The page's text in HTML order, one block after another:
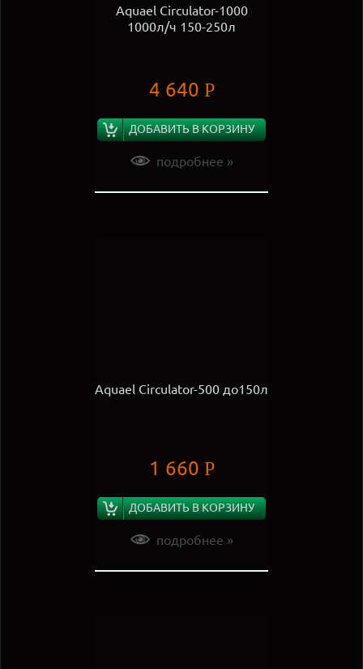
Aquael Circulator-1000
1000л/ч 150-250л
4 640 Р
ДОБАВИТЬ В КОРЗИНУ
подробнее »
Aquael Circulator-500 до150л
1 660 Р
ДОБАВИТЬ В КОРЗИНУ
подробнее »